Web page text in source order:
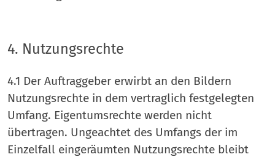
4. Nutzungsrechte
4.1 Der Auftraggeber erwirbt an den Bildern
Nutzungsrechte in dem vertraglich festgelegten
Umfang. Eigentumsrechte werden nicht
übertragen. Ungeachtet des Umfangs der im
Einzelfall eingeräumten Nutzungsrechte bleibt